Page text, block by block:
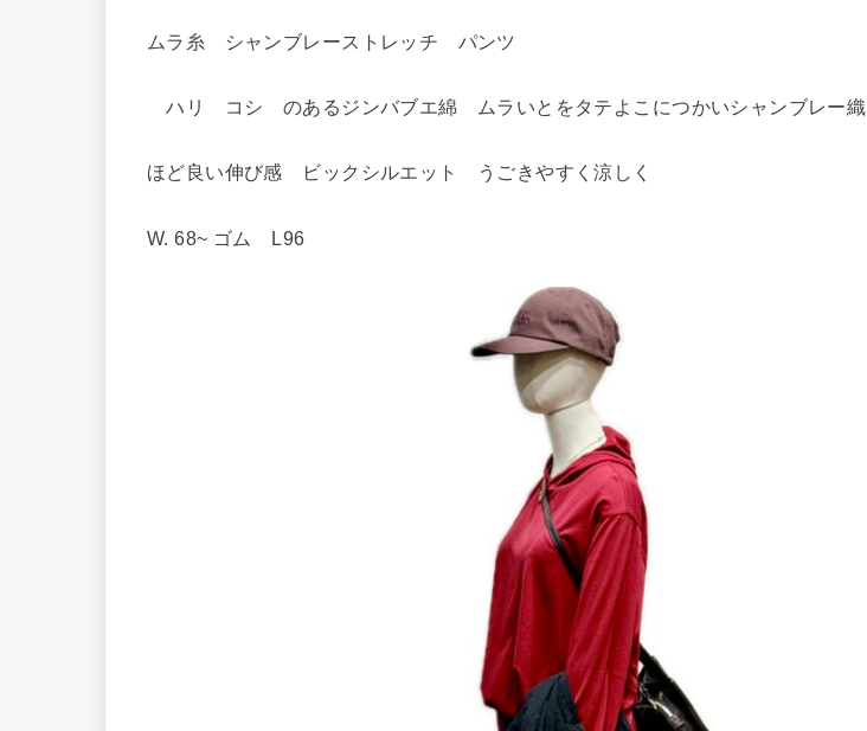
ムラ糸 シャンブレーストレッチ パンツ
ハリ コシ のあるジンバブエ綿 ムラいとをタテよこにつかいシャンブレー織
ほど良い伸び感 ビックシルエット うごきやすく涼しく
W. 68~ ゴム L96